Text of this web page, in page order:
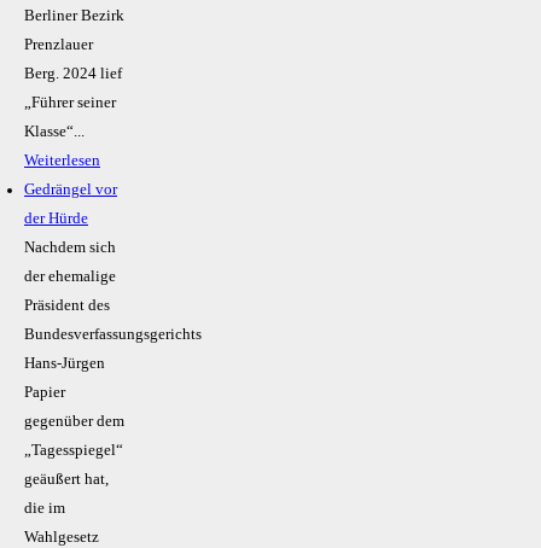
Berliner Bezirk
Prenzlauer
Berg. 2024 lief
„Führer seiner
Klasse“...
Weiterlesen
Gedrängel vor
der Hürde
Nachdem sich
der ehemalige
Präsident des
Bundesverfassungsgerichts
Hans-Jürgen
Papier
gegenüber dem
„Tagesspiegel“
geäußert hat,
die im
Wahlgesetz